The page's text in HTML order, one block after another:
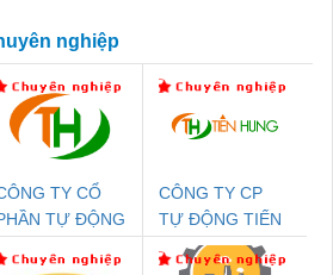
nghiệp
TY CỔ
TỰ ĐỘNG
CÔNG TY CP
TỰ ĐỘNG TIẾN
HƯNG